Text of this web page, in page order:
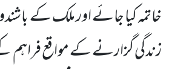
خاتمہ کیا جائے اور ملک کے
زندگی گزارنے کے مواقع فراہم